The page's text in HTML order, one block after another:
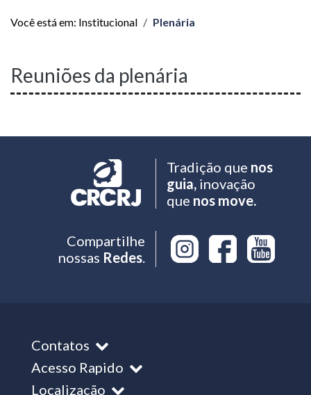
Você está em: Institucional Plenária
Reuniões da plenária
Tradição que nos
guia,inovação
que nos move.
Compartilhe
nossas Redes.
Contatos
Acesso Rapido
Localização